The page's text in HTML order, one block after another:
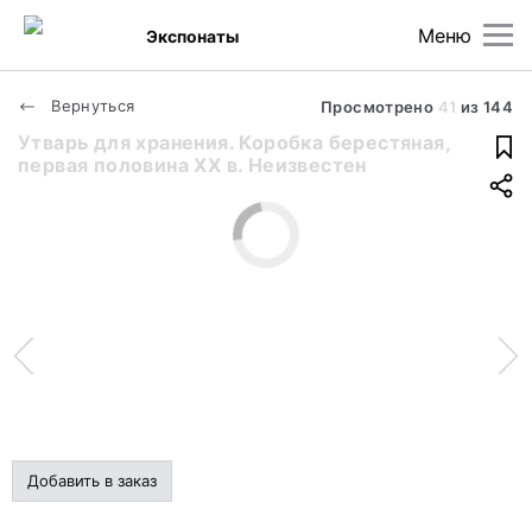
Меню
Экспонаты
Вернуться Просмотрено 41 из 144
Утварь для хранения. Коробка берестяная,
первая половина ХХ в. Неизвестен
Добавить в заказ